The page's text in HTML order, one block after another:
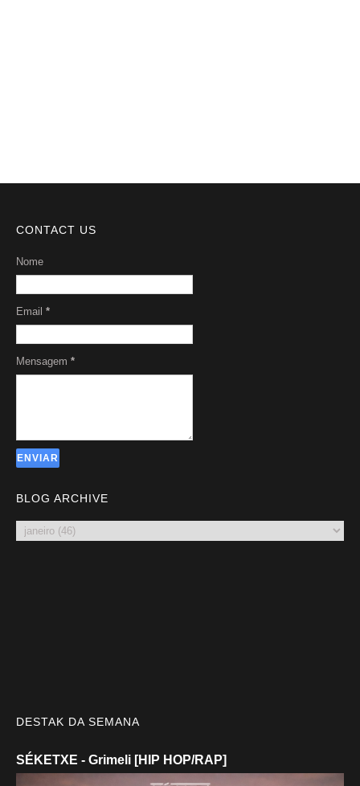
CONTACT US
Nome
Email *
Mensagem *
BLOG ARCHIVE
DESTAK DA SEMANA
SÉKETXE - Grimeli [HIP HOP/RAP]